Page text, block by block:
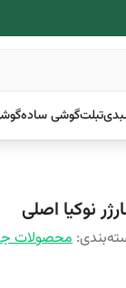
تبلتگوشی ساده
نوکیا اصلی
:محصولات